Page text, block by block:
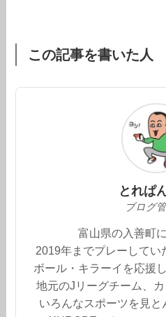
この記事を書いた人
とれぱ
ブログ
富山県の入善町
2019年までプレーしてい
ボール・キラーイを応援
地元のJリーグチーム、カ
いろんなスポーツを見